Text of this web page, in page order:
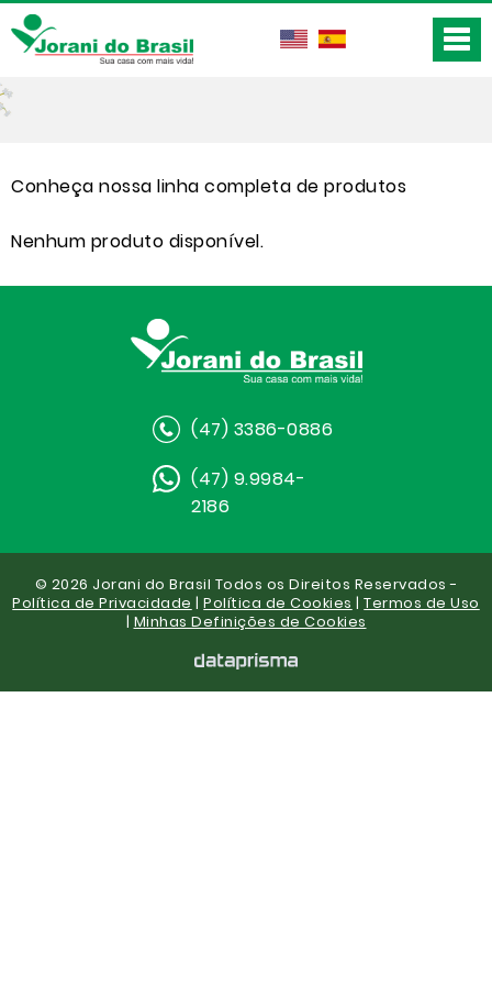
Conheça nossa linha completa de produtos
Nenhum produto disponível.
(47) 3386-0886
(47) 9.9984-
2186
© 2026 Jorani do Brasil Todos os Direitos Reservados -
Política de Privacidade |Política de Cookies |Termos de Uso
| Minhas Definições de Cookies